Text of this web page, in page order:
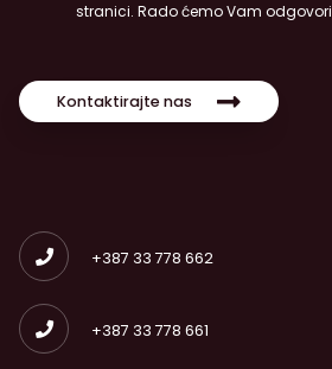
stranici. Rado ćemo Vam
Kontaktirajte nas
+387 33 778 662
+387 33 778 661